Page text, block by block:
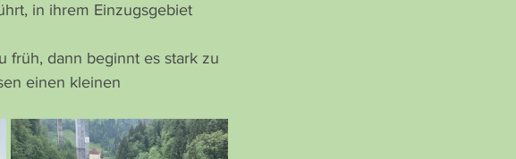
in ihrem Einzugsgebiet
früh, dann beginnt es stark zu
einen kleinen